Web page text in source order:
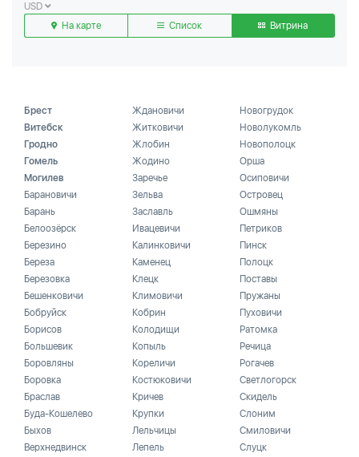
USD
На карте
Список Витрина
Брест
Витебск
Гродно
Гомель
Могилев
Барановичи
Барань
Белоозёрск
Березино
Береза
Березовка
Бешенковичи
Бобруйск
Борисов
Большевик
Боровляны
Боровка
Браслав
Буда-Кошелево
Быхов
Верхнедвинск
Ждановичи
Житковичи
Жлобин
Жодино
Заречье
Зельва
Заславль
Ивацевичи
Калинковичи
Каменец
Клецк
Климовичи
Кобрин
Колодищи
Копыль
Кореличи
Костюковичи
Кричев
Крупки
Лельчицы
Лепель
Новогрудок
Новолукомль
Новополоцк
Орша
Осиповичи
Островец
Ошмяны
Петриков
Пинск
Полоцк
Поставы
Пружаны
Пуховичи
Ратомка
Речица
Рогачев
Светлогорск
Скидель
Слоним
Смиловичи
Слуцк